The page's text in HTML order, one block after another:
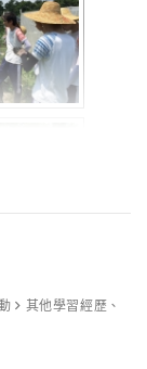
其他學習經歷 、